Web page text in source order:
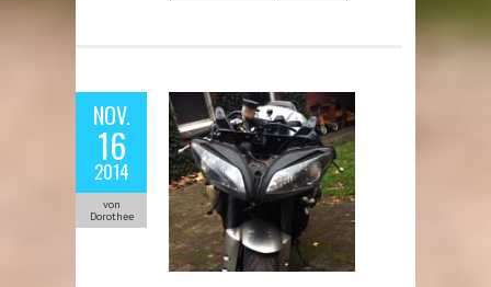
NOV.
16
2014
von
Dorothee